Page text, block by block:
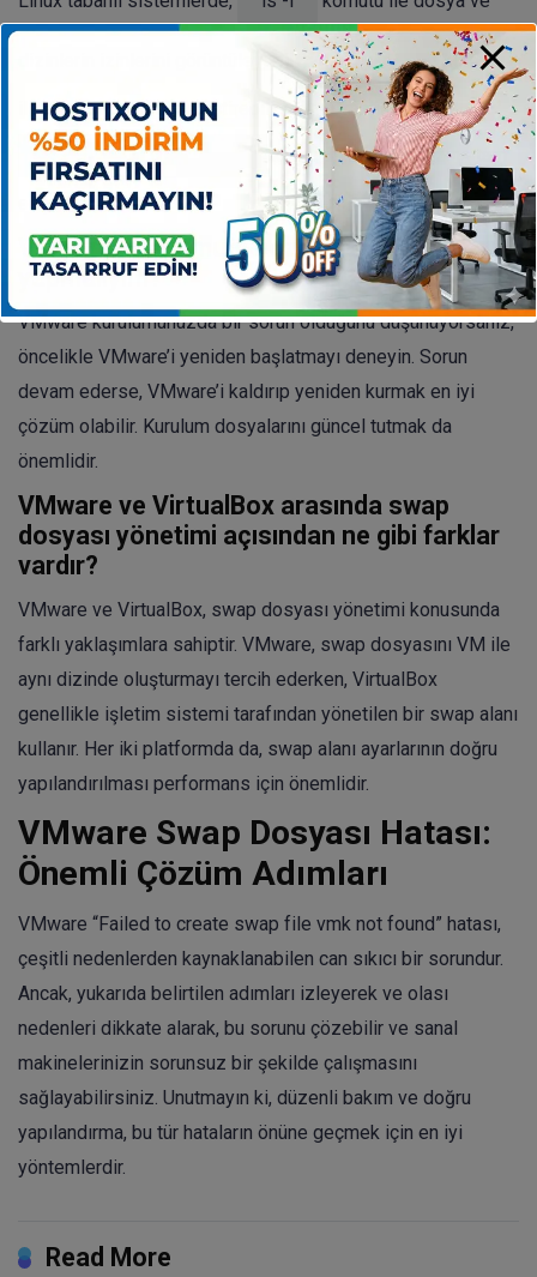
dizinlerin izinlerini görüntüleyebilir ve chmod komutu
ile dosya izinlerini değiştirebilirsiniz. Örneğin,
chmod 777 /path/to/vm komutu, belirtilen dizine tam
erişim izni verir.
VMware kurulumum bozuksa ne
yapmalıyım?
VMware kurulumunuzda bir sorun olduğunu düşünüyorsanız,
öncelikle VMware’i yeniden başlatmayı deneyin. Sorun
devam ederse, VMware’i kaldırıp yeniden kurmak en iyi
çözüm olabilir. Kurulum dosyalarını güncel tutmak da
önemlidir.
VMware ve VirtualBox arasında swap
dosyası yönetimi açısından ne gibi farklar
vardır?
VMware ve VirtualBox, swap dosyası yönetimi konusunda
farklı yaklaşımlara sahiptir. VMware, swap dosyasını VM ile
aynı dizinde oluşturmayı tercih ederken, VirtualBox
genellikle işletim sistemi tarafından yönetilen bir swap alanı
kullanır. Her iki platformda da, swap alanı ayarlarının doğru
yapılandırılması performans için önemlidir.
VMware Swap Dosyası Hatası:
Önemli Çözüm Adımları
VMware “Failed to create swap file vmk not found” hatası,
çeşitli nedenlerden kaynaklanabilen can sıkıcı bir sorundur.
Ancak, yukarıda belirtilen adımları izleyerek ve olası
nedenleri dikkate alarak, bu sorunu çözebilir ve sanal
makinelerinizin sorunsuz bir şekilde çalışmasını
sağlayabilirsiniz. Unutmayın ki, düzenli bakım ve doğru
yapılandırma, bu tür hataların önüne geçmek için en iyi
yöntemlerdir.
Read More